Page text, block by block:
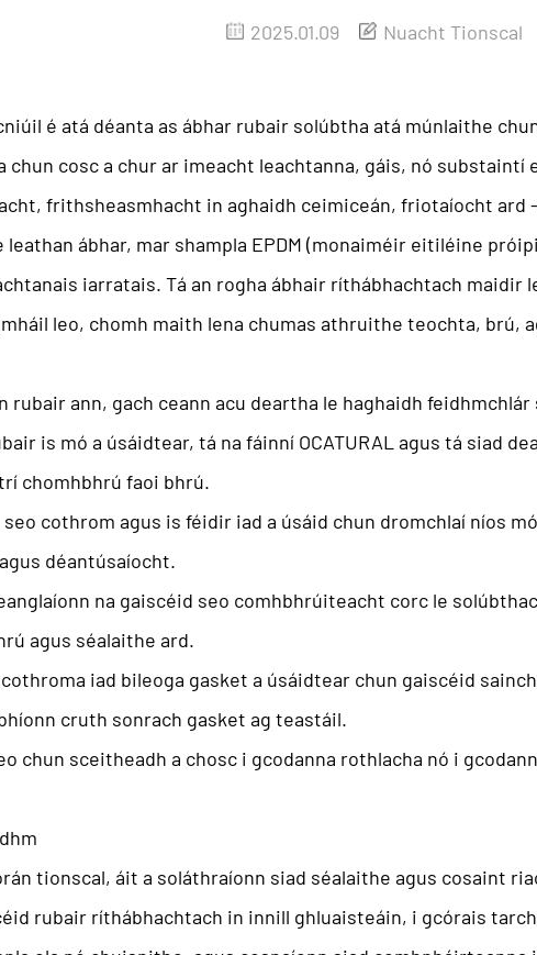
2025.01.09 Nuacht Tionscal
é atá déanta as ábhar rubair solúbtha atá múnlaithe
cosc ​​a chur ar imeacht leachtanna, gáis, nó
frithsheasmhacht in aghaidh ceimiceán, friotaíocht
leathan ábhar, mar shampla EPDM (monaiméir eitiléine
iarratais. Tá an rogha ábhair ríthábhachtach maidir
leo, chomh maith lena chumas athruithe teochta, brú,
ann, gach ceann acu deartha le haghaidh
is mó a úsáidtear, tá na fáinní OCATURAL agus tá siad
chomhbhrú faoi bhrú.
cothrom agus is féidir iad a úsáid chun dromchlaí níos
déantúsaíocht.
na gaiscéid seo comhbhrúiteacht corc le
agus séalaithe ard.
iad bileoga gasket a úsáidtear chun gaiscéid
cruth sonrach gasket ag teastáil.
chun sceitheadh ​​a chosc i gcodanna rothlacha nó i
tionscal, áit a soláthraíonn siad séalaithe agus cosaint
rubair ríthábhachtach in innill ghluaisteáin, i gcórais